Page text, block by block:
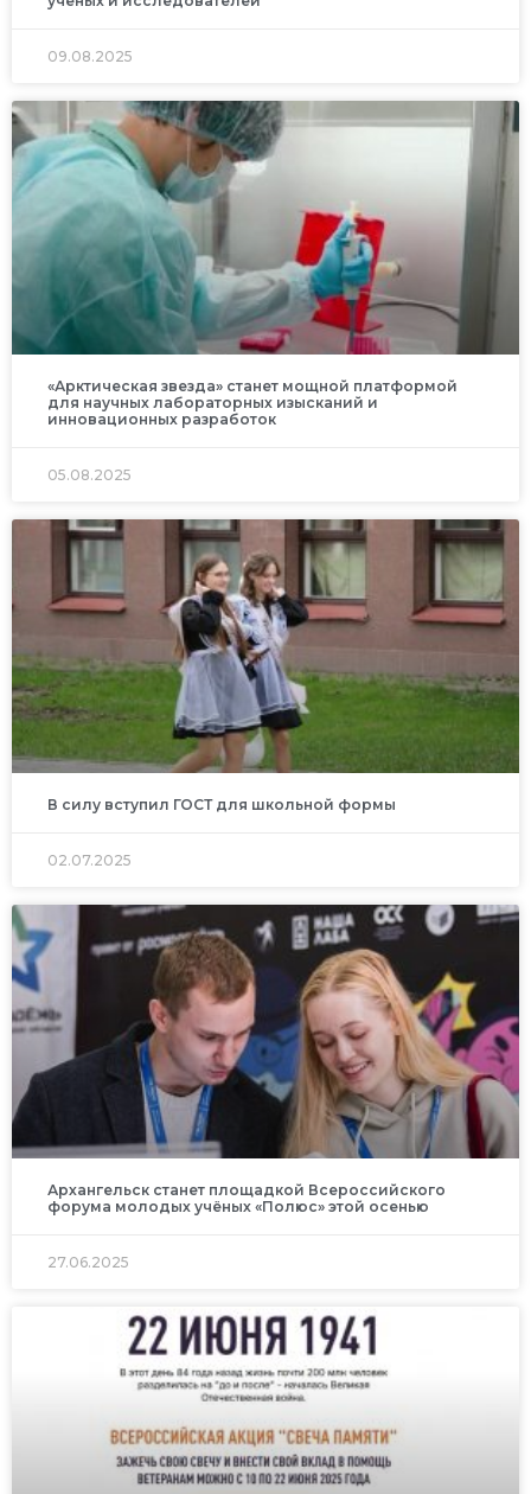
09.08.2025
«Арктическая звезда» станет мощной платформой
для научных лабораторных изысканий и
инновационных разработок
05.08.2025
В силу вступил ГОСТ для школьной формы
02.07.2025
Архангельск станет площадкой Всероссийского
форума молодых учёных «Полюс» этой осенью
27.06.2025